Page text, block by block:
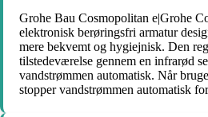
Grohe Bau Cosmopolitan e|Grohe
elektronisk berøringsfri armatur
mere bekvemt og hygiejnisk. Den
tilstedeværelse gennem en infrarød
vandstrømmen automatisk. Når
stopper vandstrømmen automatisk